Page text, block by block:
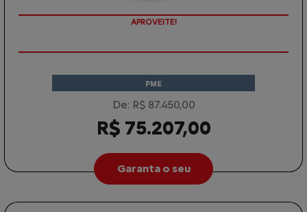
APROVEITE!
PME
De: R$ 87.450,00
R$ 75.207,00
Garanta o seu